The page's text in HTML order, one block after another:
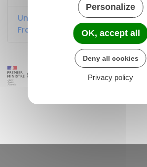
Un Européen peut-il être interdit
France ?
Personalize
OK, accept all
Deny all cookies
Privacy policy